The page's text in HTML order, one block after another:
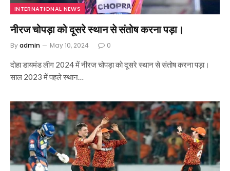
INTERNATIONAL NEWS
नीरज चोपड़ा को दूसरे स्थान से संतोष करना पड़ा।
Byadmin May 10, 2024 0
दोहा डायमंड लीग 2024 में नीरज चोपड़ा को दूसरे स्थान से संतोष करना पड़ा।
साल 2023 में पहले स्थान…